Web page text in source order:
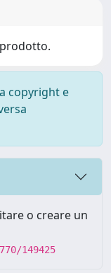
copyright e
o creare un
149425